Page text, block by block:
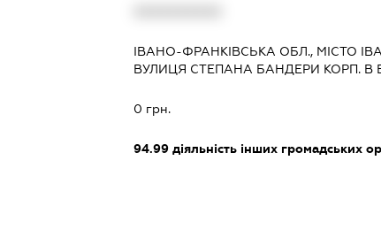
ІВАНО-ФРАНКІВСЬКА ОБЛ., МІСТО
ВУЛИЦЯ СТЕПАНА БАНДЕРИ КОРП. В
0 грн.
94.99діяльність інших громадських